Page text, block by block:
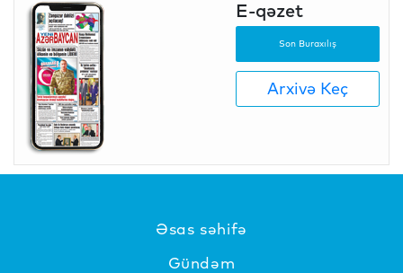
E-qəzet
Son Buraxılış
Arxivə Keç
Əsas səhifə
Gündəm